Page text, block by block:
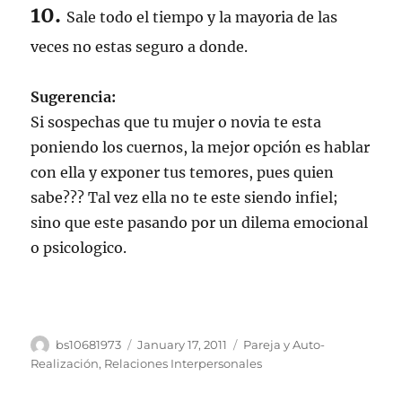
10. Sale todo el tiempo y la mayoria de las
veces no estas seguro a donde.
Sugerencia:
Si sospechas que tu mujer o novia te esta
poniendo los cuernos, la mejor opción es hablar
con ella y exponer tus temores, pues quien
sabe??? Tal vez ella no te este siendo infiel;
sino que este pasando por un dilema emocional
o psicologico.
Author
bs10681973
Posted
on
January 17, 2011 Categories
Pareja y Auto-
Realización, Relaciones Interpersonales